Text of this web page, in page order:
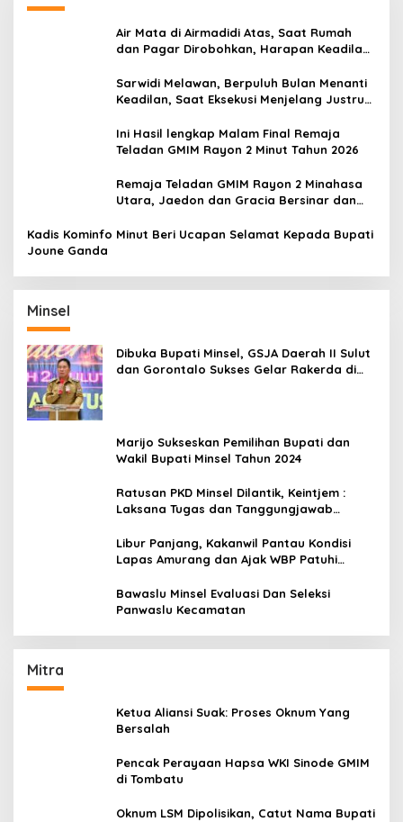
Air Mata di Airmadidi Atas, Saat Rumah
dan Pagar Dirobohkan, Harapan Keadilan
Sarwidi Melawan, Berpuluh Bulan Menanti
Keadilan, Saat Eksekusi Menjelang Justru
Ini Hasil lengkap Malam Final Remaja
Teladan GMIM Rayon 2 Minut Tahun 2026
Remaja Teladan GMIM Rayon 2 Minahasa
Utara, Jaedon dan Gracia Bersinar dan
Kadis Kominfo Minut Beri Ucapan Selamat Kepada Bupati
Joune Ganda
Minsel
Dibuka Bupati Minsel, GSJA Daerah II Sulut
dan Gorontalo Sukses Gelar Rakerda di
Marijo Sukseskan Pemilihan Bupati dan
Wakil Bupati Minsel Tahun 2024
Ratusan PKD Minsel Dilantik, Keintjem :
Laksana Tugas dan Tanggungjawab
Libur Panjang, Kakanwil Pantau Kondisi
Lapas Amurang dan Ajak WBP Patuhi
Bawaslu Minsel Evaluasi Dan Seleksi
Panwaslu Kecamatan
Mitra
Ketua Aliansi Suak: Proses Oknum Yang
Bersalah
Pencak Perayaan Hapsa WKI Sinode GMIM
di Tombatu
Oknum LSM Dipolisikan, Catut Nama Bupati